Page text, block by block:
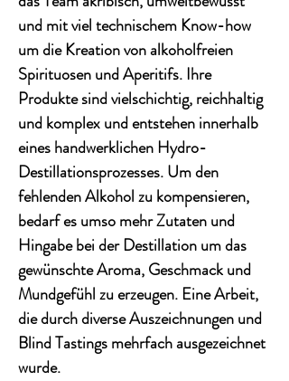
und mit viel technischem Know-how
um die Kreation von alkoholfreien
Spirituosen und Aperitifs. Ihre
Produkte sind vielschichtig, reichhaltig
und komplex und entstehen innerhalb
eines handwerklichen Hydro-
Destillationsprozesses. Um den
fehlenden Alkohol zu kompensieren,
bedarf es umso mehr Zutaten und
Hingabe bei der Destillation um das
gewünschte Aroma, Geschmack und
Mundgefühl zu erzeugen. Eine Arbeit,
die durch diverse Auszeichnungen und
Blind Tastings mehrfach ausgezeichnet
wurde.